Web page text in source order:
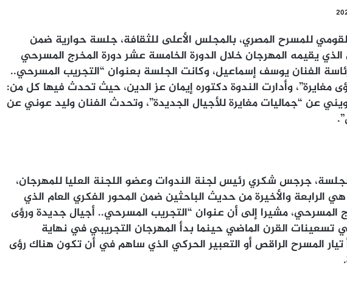
للمسرح المصري، بالمجلس الأعلى للثقافة، جلسة حوارية ضمن
الذي يقيمه المهرجان خلال الدورة الخامسة عشر دورة المخرج المسرحي
برئاسة الفنان يوسف إسماعيل، وكانت الجلسة بعنوان “التجريب المسرحي..
مغايرة”، وأدارت الندوة دكتوره إيمان عز الدين، حيث تحدث فيها كل من:
عن “جماليات مغايرة للأجيال الجديدة”، وتحدث الفنان وليد عوني عن
جرجس شكري رئيس لجنة الندوات وعضو اللجنة العليا للمهرجان،
الرابعة والأخيرة من حديث الباحثين ضمن المحور الفكري العام الذي
المسرحي، مشيرا إلى أن عنوان “التجريب المسرحي.. أجيال جديدة ورؤى
تسعينات القرن الماضي حينما بدأ المهرجان التجريبي في نهاية
تيار المسرح الراقص أو التعبير الحركي الذي ساهم في أن تكون هناك رؤى